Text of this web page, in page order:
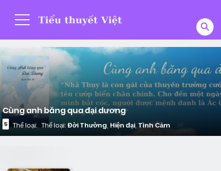
Cùng anh băng qua đại dương
5 Thể loại: Thể loại: Đời Thường, Hiện đại, Tình Cảm